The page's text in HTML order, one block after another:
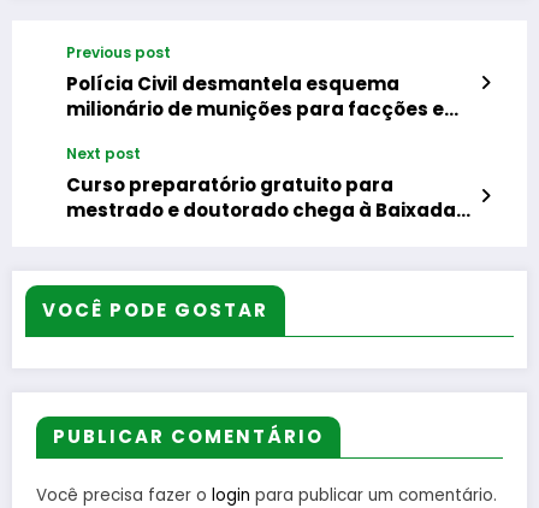
Previous post
Polícia Civil desmantela esquema
milionário de munições para facções e
armas no Rio
Next post
Curso preparatório gratuito para
mestrado e doutorado chega à Baixada
VOCÊ PODE GOSTAR
PUBLICAR COMENTÁRIO
Você precisa fazer o login para publicar um comentário.